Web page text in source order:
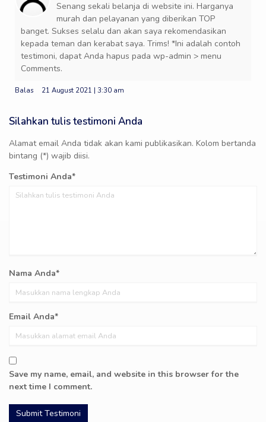
Senang sekali belanja di website ini. Harganya
murah dan pelayanan yang diberikan TOP
banget. Sukses selalu dan akan saya rekomendasikan
kepada teman dan kerabat saya. Trims! *Ini adalah contoh
testimoni, dapat Anda hapus pada wp-admin > menu
Comments.
Balas 21 August 2021 | 3:30 am
Silahkan tulis testimoni Anda
Alamat email Anda tidak akan kami publikasikan. Kolom bertanda
bintang (*) wajib diisi.
Testimoni Anda*
Nama Anda*
Email Anda*
Save my name, email, and website in this browser for the
next time I comment.